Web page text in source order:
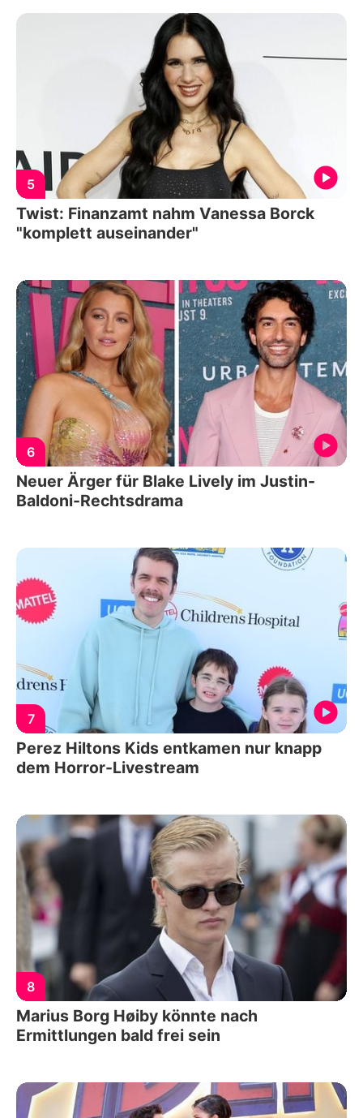
5
Twist: Finanzamt nahm Vanessa Borck
"komplett auseinander"
6
Neuer Ärger für Blake Lively im Justin-
Baldoni-Rechtsdrama
7
Perez Hiltons Kids entkamen nur knapp
dem Horror-Livestream
8
Marius Borg Høiby könnte nach
Ermittlungen bald frei sein